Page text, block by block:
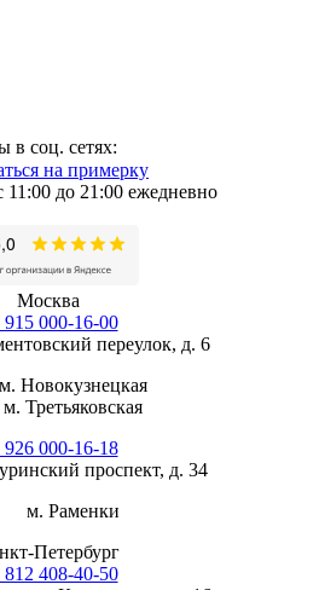
в соц. сетях:
на примерку
до 21:00 ежедневно
Москва
915 000-16-00
переулок, д. 6
м. Новокузнецкая
м. Третьяковская
926 000-16-18
проспект, д. 34
м. Раменки
Петербург
812 408-40-50